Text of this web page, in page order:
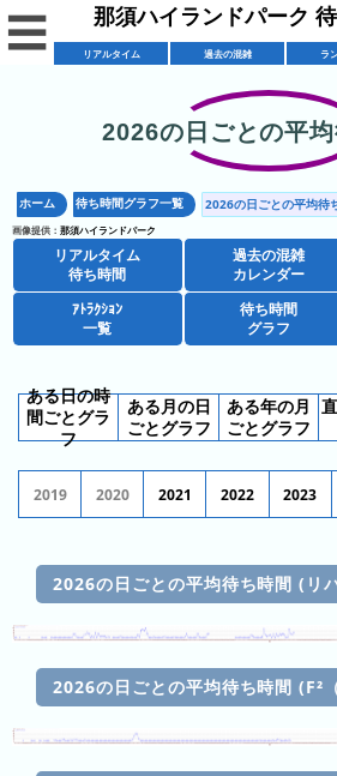
ア
ル
タ
時
間
混
雑
ー
カ
レ
ン
ダ
ー
ト
ラ
ン
一
覧
シ
ョ
ッ
プ
一
ア
ト
ラ
ク
ョ
一
覧
人
気
ン
キ
ン
日
ラ
ン
キ
グ
昨
☰ 那須ハイランドパーク
リアルタイム 過去の混雑 ラ
2026の日ごとの平
ホーム 待ち時間グラフ一覧 2026の日ごとの平均待
画像提供： 那須ハイランドパーク
リアルタイム
待ち時間
過去の混雑
カレンダー
ｱﾄﾗｸｼｮﾝ
一覧
待ち時間
グラフ
ある日の時
間ごとグラ
フ
ある月の日
ごとグラフ
ある年の月
ごとグラフ
2019 2020 2021 2022 2023
2026の日ごとの平均待ち時間 (リ
2026の日ごとの平均待ち時間 (F²